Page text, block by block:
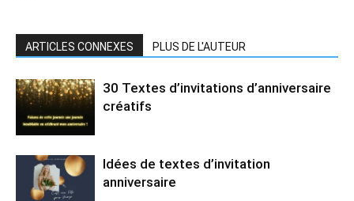
ARTICLES CONNEXES PLUS DE L'AUTEUR
30 Textes d’invitations d’anniversaire
créatifs
Idées de textes d’invitation
anniversaire